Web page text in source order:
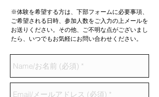
※体験を希望する方は、下部フォームに必要事項、
ご希望される日時、参加人数をご入力の上メールを
お送りください。その他、ご不明な点がございまし
たら、いつでもお気軽にお問い合わせください。